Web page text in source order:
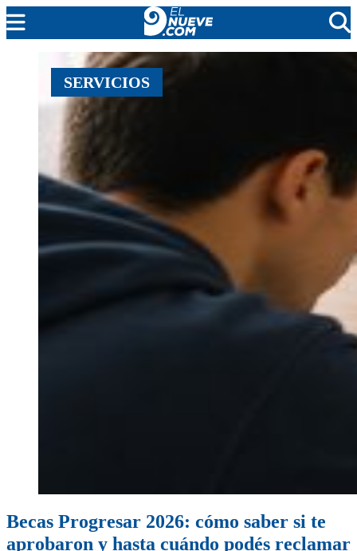
MENDOZA
CADA DÍA
ARGENTINA
PROTAGONISTAS
EL NUEVE STREAMS
PROGRAMACIÓN
SERVICIOS
Becas Progresar 2026: cómo saber si te
aprobaron y hasta cuándo podés reclamar